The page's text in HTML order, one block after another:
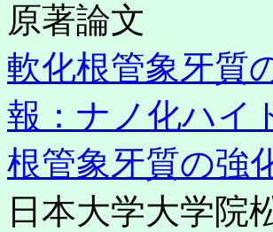
原著論文
軟化根管象牙質
報：ナノ化ハイ
根管象牙質の強
日本大学大学院